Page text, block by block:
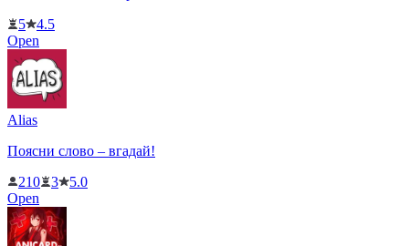
5
4.5
Open
Alias
Поясни слово – вгадай!
210
3
5.0
Open